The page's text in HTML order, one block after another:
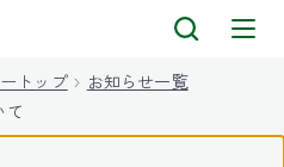
トップ
お知らせ一覧
て